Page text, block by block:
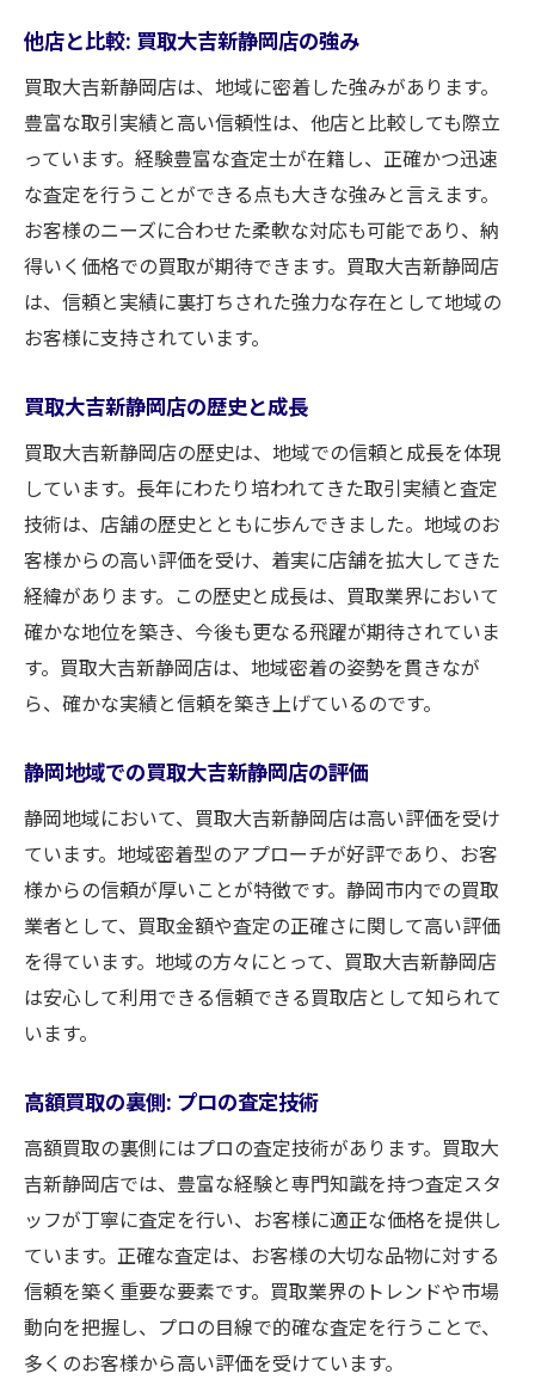
買取大吉新静岡店の成功事例
初めての方でも安心の買取プロセス
口コミと評判が示す信頼の証
買取大吉新静岡店の優れた顧客サービス
最新の市場動向を把握し買取大吉新静岡店が高
額買取を約束
最新の市場動向とその意味
買取大吉新静岡店の情報ネットワーク
市場動向を先取りする方法
買取大吉新静岡店の市場戦略
高額買取を支えるマーケットインサイト
買取大吉新静岡店がブランド品貴金属の高額買
取で信頼を集める理由
ブランド品と貴金属の査定基準
高価買取の実現方法
ブランド品貴金属の市場価値を見極める
信頼される理由: 高額買取の実績
高額買取のための適切なメンテナンスと保
存方法
透明性の高い査定で安心！買取大吉新静岡店の
高額買取の魅力
透明性のある査定プロセスとは
査定の透明性を保つための取り組み
高額買取を実現するための透明性
買取大吉新静岡店の信頼性の源泉
買取大吉新静岡店で大切な品物を高額買取へ導
くプロの技
プロの査定士が明かす高額買取のコツ
大切な品物の価値を最大限に引き出す方法
高額買取のためのポイント
他店と比較: 買取大吉新静岡店の強み
買取大吉新静岡店は、地域に密着した強みがあります。
豊富な取引実績と高い信頼性は、他店と比較しても際立
っています。経験豊富な査定士が在籍し、正確かつ迅速
な査定を行うことができる点も大きな強みと言えます。
お客様のニーズに合わせた柔軟な対応も可能であり、納
得いく価格での買取が期待できます。買取大吉新静岡店
は、信頼と実績に裏打ちされた強力な存在として地域の
お客様に支持されています。
買取大吉新静岡店の歴史と成長
買取大吉新静岡店の歴史は、地域での信頼と成長を体現
しています。長年にわたり培われてきた取引実績と査定
技術は、店舗の歴史とともに歩んできました。地域のお
客様からの高い評価を受け、着実に店舗を拡大してきた
経緯があります。この歴史と成長は、買取業界において
確かな地位を築き、今後も更なる飛躍が期待されていま
す。買取大吉新静岡店は、地域密着の姿勢を貫きなが
ら、確かな実績と信頼を築き上げているのです。
静岡地域での買取大吉新静岡店の評価
静岡地域において、買取大吉新静岡店は高い評価を受け
ています。地域密着型のアプローチが好評であり、お客
様からの信頼が厚いことが特徴です。静岡市内での買取
業者として、買取金額や査定の正確さに関して高い評価
を得ています。地域の方々にとって、買取大吉新静岡店
は安心して利用できる信頼できる買取店として知られて
います。
高額買取の裏側: プロの査定技術
高額買取の裏側にはプロの査定技術があります。買取大
吉新静岡店では、豊富な経験と専門知識を持つ査定スタ
ッフが丁寧に査定を行い、お客様に適正な価格を提供し
ています。正確な査定は、お客様の大切な品物に対する
信頼を築く重要な要素です。買取業界のトレンドや市場
動向を把握し、プロの目線で的確な査定を行うことで、
多くのお客様から高い評価を受けています。